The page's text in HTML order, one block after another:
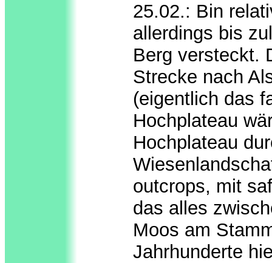
25.02.: Bin
allerdings bis
Berg versteckt.
Strecke nach
(eigentlich das
Hochplateau
Hochplateau
outcrops, mit
das alles
Moos am
Jahrhunderte